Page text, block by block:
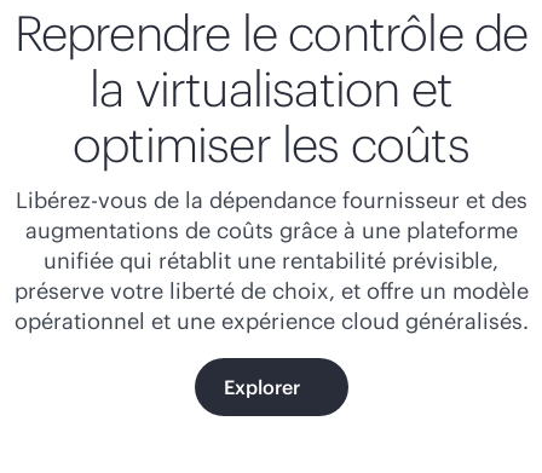
Reprendre le contrôle de
la virtualisation et
optimiser les coûts
Libérez-vous de la dépendance fournisseur et des
augmentations de coûts grâce à une plateforme
unifiée qui rétablit une rentabilité prévisible,
préserve votre liberté de choix, et offre un modèle
opérationnel et une expérience cloud généralisés.
Explorer